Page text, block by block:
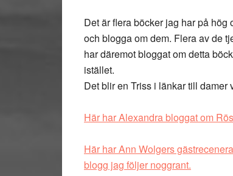
Det är flera böcker jag har på
och blogga om dem. Flera av de
har däremot bloggat om detta
istället.
Det blir en Triss i länkar till damer
Här har Alexandra bloggat om
Här har Ann Wolgers
blogg jag följer noggrant.